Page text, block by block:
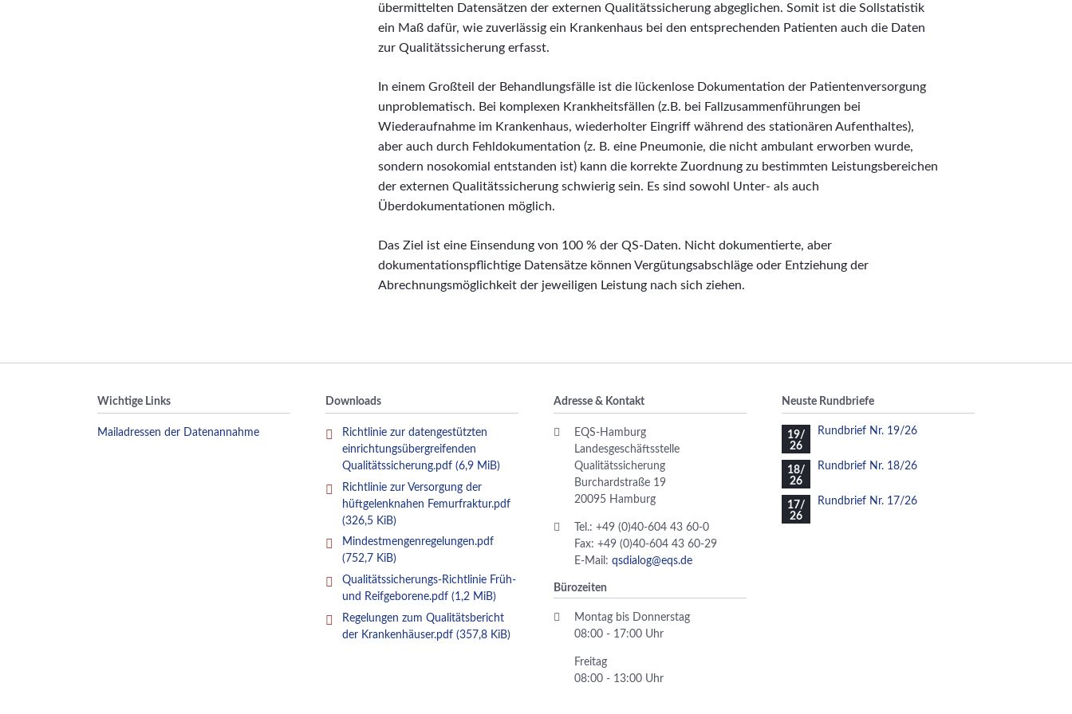
übermittelten Datensätzen der externen Qualitätssicherung abgeglichen. Somit ist die Sollstatistik
ein Maß dafür, wie zuverlässig ein Krankenhaus bei den entsprechenden Patienten auch die Daten
zur Qualitätssicherung erfasst.
In einem Großteil der Behandlungsfälle ist die lückenlose Dokumentation der Patientenversorgung
unproblematisch. Bei komplexen Krankheitsfällen (z.B. bei Fallzusammenführungen bei
Wiederaufnahme im Krankenhaus, wiederholter Eingriff während des stationären Aufenthaltes),
aber auch durch Fehldokumentation (z. B. eine Pneumonie, die nicht ambulant erworben wurde,
sondern nosokomial entstanden ist) kann die korrekte Zuordnung zu bestimmten Leistungsbereichen
der externen Qualitätssicherung schwierig sein. Es sind sowohl Unter- als auch
Überdokumentationen möglich.
Das Ziel ist eine Einsendung von 100 % der QS-Daten. Nicht dokumentierte, aber
dokumentationspflichtige Datensätze können Vergütungsabschläge oder Entziehung der
Abrechnungsmöglichkeit der jeweiligen Leistung nach sich ziehen.
Wichtige Links
Mailadressen der Datenannahme
Downloads
Richtlinie zur datengestützten
einrichtungsübergreifenden
Qualitätssicherung.pdf (6,9 MiB)
Richtlinie zur Versorgung der
hüftgelenknahen Femurfraktur.pdf
(326,5 KiB)
Mindestmengenregelungen.pdf
(752,7 KiB)
Qualitätssicherungs-Richtlinie Früh-
und Reifgeborene.pdf (1,2 MiB)
Regelungen zum Qualitätsbericht
der Krankenhäuser.pdf (357,8 KiB)
Adresse & Kontakt
EQS-Hamburg
Landesgeschäftsstelle
Qualitätssicherung
Burchardstraße 19
20095 Hamburg
Tel.: +49 (0)40-604 43 60-0
Fax: +49 (0)40-604 43 60-29
E-Mail:qsdialog@eqs.de
Bürozeiten
Montag bis Donnerstag
08:00 - 17:00 Uhr
Freitag
08:00 - 13:00 Uhr
Neuste Rundbriefe
19/
26
Rundbrief Nr. 19/26
18/
26
Rundbrief Nr. 18/26
17/
26
Rundbrief Nr. 17/26